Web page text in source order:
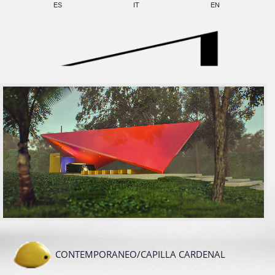
ES IT EN
CONTEMPORANEO/CAPILLA CARDENAL